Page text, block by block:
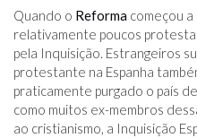
Quando o Reforma começou a
relativamente poucos
pela Inquisição. Estrangeiros
protestante na Espanha
praticamente purgado o país
como muitos ex-membros
ao cristianismo, a Inquisição